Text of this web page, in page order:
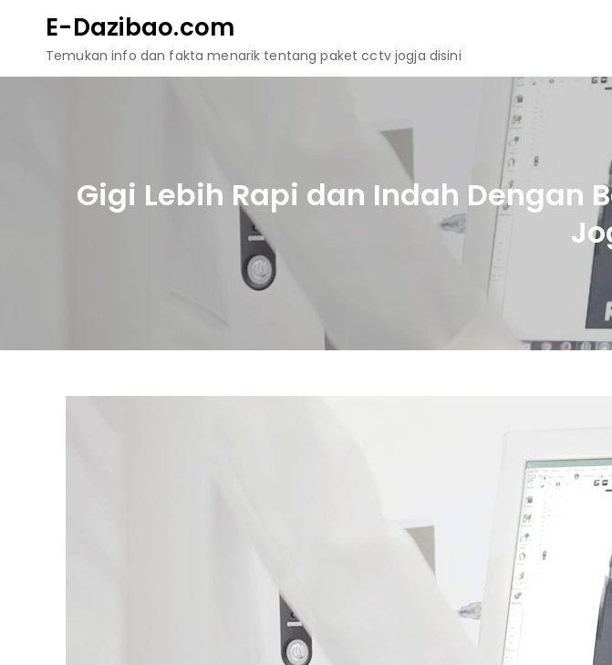
content
E-Dazibao.com
Temukan info dan fakta menarik tentang paket cctv jogja disini
Gigi Lebih Rapi dan Indah Dengan